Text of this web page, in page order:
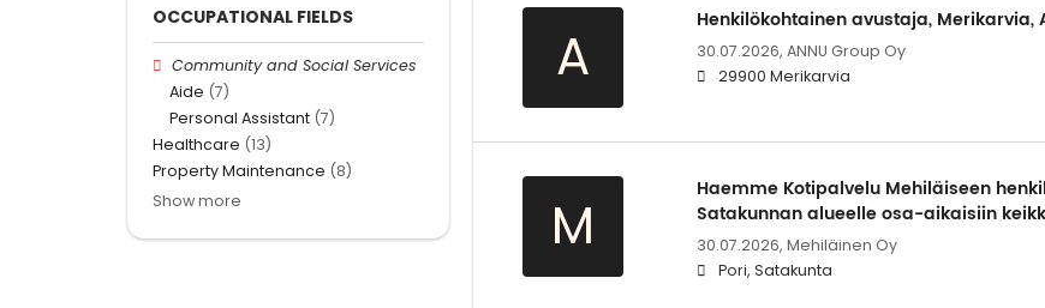
A
Henkilökohtainen avustaja, Merikarvia,
30.07.2026, ANNU Group Oy
29900 Merikarvia
M
Haemme Kotipalvelu Mehiläiseen
Satakunnan alueelle osa-aikaisiin
30.07.2026, Mehiläinen Oy
Pori, Satakunta
OCCUPATIONAL FIELDS
Community and Social Services
Aide (7)
Personal Assistant (7)
Healthcare (13)
Property Maintenance (8)
Show more